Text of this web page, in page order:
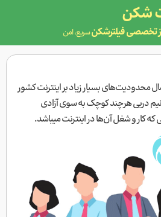
شکن
تخصصی فیلترشکنسریع، امن
محدودیت‌های بسیار زیاد بر اینترنت کشور
دربی هرچند کوچک به سوی آزادی
کار و شغل آن‌ها در اینترنت میباشد.